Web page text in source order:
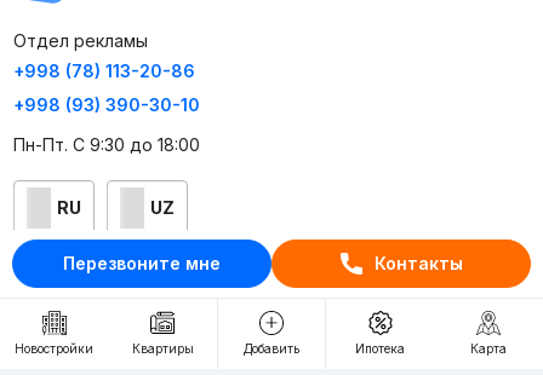
Перезвоните мне Контакты
Новостройки Квартиры Добавить Ипотека Карта
Отдел рекламы
+998 (78) 113-20-86
+998 (93) 390-30-10
Пн-Пт. С 9:30 до 18:00
RU UZ
Контакты
О проекте
Проект компании Webnow ©